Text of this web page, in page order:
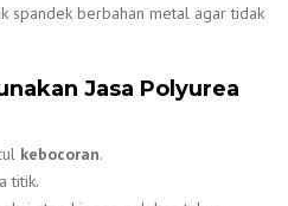
spandek berbahan metal agar tidak
Jasa Polyurea
kebocoran.
titik.